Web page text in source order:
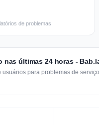
de problemas
últimas 24 horas -
para problemas de